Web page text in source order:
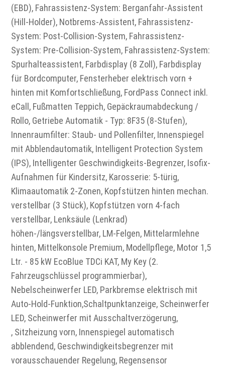
(EBD), Fahrassistenz-System: Berganfahr-Assistent
(Hill-Holder), Notbrems-Assistent, Fahrassistenz-
System: Post-Collision-System, Fahrassistenz-
System: Pre-Collision-System, Fahrassistenz-System:
Spurhalteassistent, Farbdisplay (8 Zoll), Farbdisplay
für Bordcomputer, Fensterheber elektrisch vorn +
hinten mit Komfortschließung, FordPass Connect inkl.
eCall, Fußmatten Teppich, Gepäckraumabdeckung /
Rollo, Getriebe Automatik - Typ: 8F35 (8-Stufen),
Innenraumfilter: Staub- und Pollenfilter, Innenspiegel
mit Abblendautomatik, Intelligent Protection System
(IPS), Intelligenter Geschwindigkeits-Begrenzer, Isofix-
Aufnahmen für Kindersitz, Karosserie: 5-türig,
Klimaautomatik 2-Zonen, Kopfstützen hinten mechan.
verstellbar (3 Stück), Kopfstützen vorn 4-fach
verstellbar, Lenksäule (Lenkrad)
höhen-/längsverstellbar, LM-Felgen, Mittelarmlehne
hinten, Mittelkonsole Premium, Modellpflege, Motor 1,5
Ltr. - 85 kW EcoBlue TDCi KAT, My Key (2.
Fahrzeugschlüssel programmierbar),
Nebelscheinwerfer LED, Parkbremse elektrisch mit
Auto-Hold-Funktion,Schaltpunktanzeige, Scheinwerfer
LED, Scheinwerfer mit Ausschaltverzögerung,
, Sitzheizung vorn, Innenspiegel automatisch
abblendend, Geschwindigkeitsbegrenzer mit
vorausschauender Regelung, Regensensor